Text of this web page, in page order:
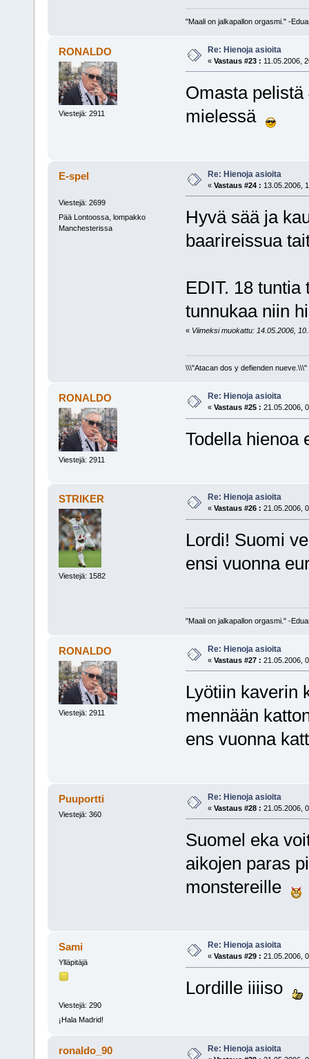
"Maali on jalkapallon orgasmi." -
RONALDO
Viestejä: 2911
Re: Hienoja asioita
« Vastaus #23 : 11.05.2006,
Omasta
mielessä
E-spel
Viestejä: 2699
Pää Lontoossa, lompakko
Manchesterissa
Re: Hienoja asioita
« Vastaus #24 : 13.05.2006,
Hyvä sää ja
baarireissua
EDIT. 18
tunnukaa niin
« Viimeksi muokattu: 14.05.2006,
\\\"Atacan dos y defienden nueve.\\\"
RONALDO
Viestejä: 2911
Re: Hienoja asioita
« Vastaus #25 : 21.05.2006,
Todella
STRIKER
Viestejä: 1582
Re: Hienoja asioita
« Vastaus #26 : 21.05.2006,
Lordi! Suomi
ensi vuonna
"Maali on jalkapallon orgasmi." -
RONALDO
Viestejä: 2911
Re: Hienoja asioita
« Vastaus #27 : 21.05.2006,
Lyötiin kaverin
mennään
ens vuonna
Puuportti
Viestejä: 360
Re: Hienoja asioita
« Vastaus #28 : 21.05.2006,
Suomel eka
aikojen paras
monstereille
Sami
Ylläpitäjä
Viestejä: 290
¡Hala Madrid!
Re: Hienoja asioita
« Vastaus #29 : 21.05.2006,
Lordille iiiiso
ronaldo_90 Re: Hienoja asioita